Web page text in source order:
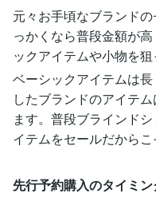
元々お手頃なブランド
っかくなら普段金額が
ックアイテムや小物を狙
ベーシックアイテムは
したブランドのアイテ
ます。普段ブラインド
イテムをセールだからこ
先行予約購入のタイミン